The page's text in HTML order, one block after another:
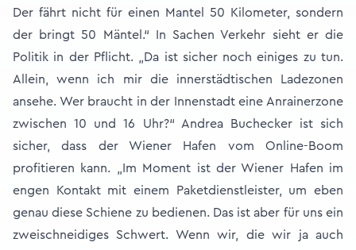
Der fährt nicht für einen Mantel 50 Kilometer, sondern
der bringt 50 Mäntel.“ In Sachen Verkehr sieht er die
Politik in der Pflicht. „Da ist sicher noch einiges zu tun.
Allein, wenn ich mir die innerstädtischen Ladezonen
ansehe. Wer braucht in der Innenstadt eine Anrainerzone
zwischen 10 und 16 Uhr?“ Andrea Buchecker ist sich
sicher, dass der Wiener Hafen vom Online-Boom
profitieren kann. „Im Moment ist der Wiener Hafen im
engen Kontakt mit einem Paketdienstleister, um eben
genau diese Schiene zu bedienen. Das ist aber für uns ein
zweischneidiges Schwert. Wenn wir, die wir ja auch